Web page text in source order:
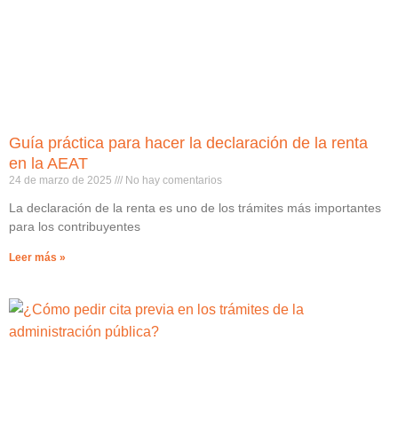
Guía práctica para hacer la declaración de la renta
en la AEAT
24 de marzo de 2025 No hay comentarios
La declaración de la renta es uno de los trámites más importantes
para los contribuyentes
Leer más »